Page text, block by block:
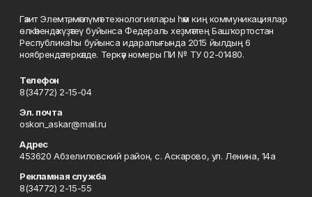
Гәзит Элемтә, мәғлүмәт технологиялары һәм киң коммуникациялар
өлкәһендә күҙәтеү буйынса Федераль хеҙмәттең Башҡортостан
Республикаһы буйынса идаралығында 2015 йылдың 6
ноябрендә теркәлде. Теркәү номеры ПИ № ТУ 02-01480.
Телефон
8(34772) 2-15-04
Эл. почта
oskon_askar@mail.ru
Адрес
453620 Абзелиловский район, с. Аскарово, ул. Ленина, 14а
Рекламная служба
8(34772) 2-15-55